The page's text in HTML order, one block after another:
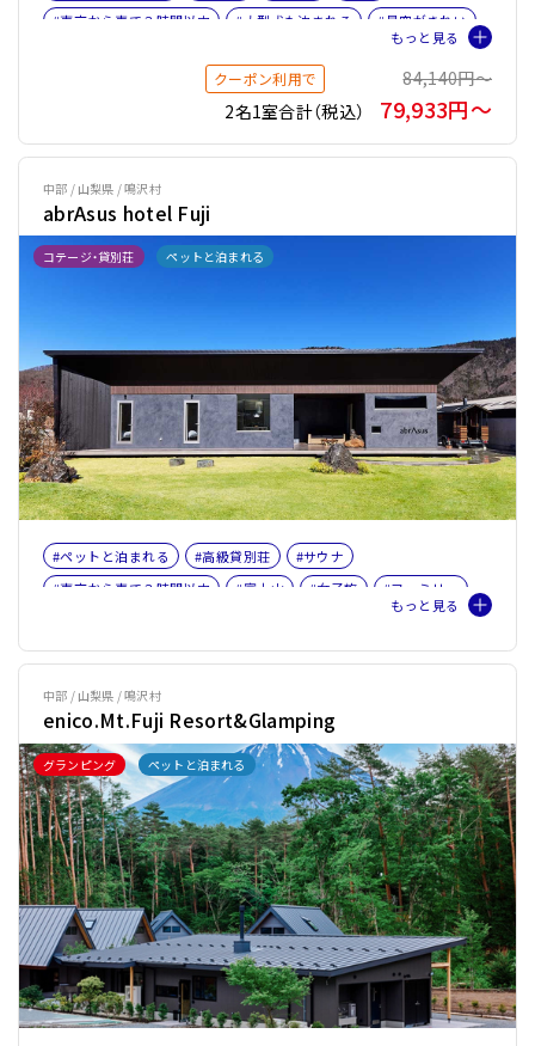
#東京から車で３時間以内
#大型犬も泊まれる
#星空がきれい
#富士山
#バケーションレンタル
#プライベートサウナ #テントサウナ
クーポン利用で
84,140円〜
2名1室合計（税込）
79,933円〜
コテージ・貸別荘 ペットと泊まれる
中部 / 山梨県 / 鳴沢村
abrAsus hotel Fuji
#ペットと泊まれる #高級貸別荘
#サウナ
#東京から車で３時間以内
#富士山 #女子旅
#ファミリー
#プライベートサウナ
#本格サウナ小屋
グランピング ペットと泊まれる
中部 / 山梨県 / 鳴沢村
enico.Mt.Fuji Resort&Glamping